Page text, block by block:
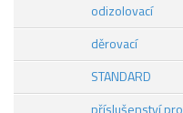
odizolovací
děrovací
STANDARD
příslušenství pro